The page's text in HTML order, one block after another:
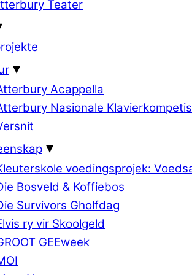
Teater
Acappella
Nasionale
voedingsprojek:
Bosveld & Koffiebos
Survivors Gholfdag
ry vir Skoolgeld
GEEweek